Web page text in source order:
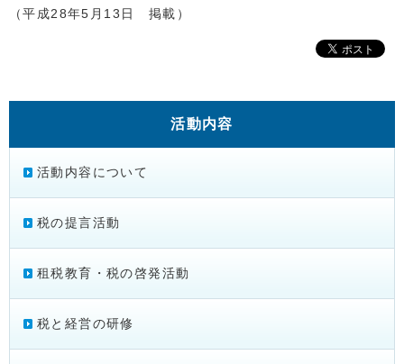
（平成28年5月13日 掲載）
活動内容
活動内容について
税の提言活動
租税教育・税の啓発活動
税と経営の研修